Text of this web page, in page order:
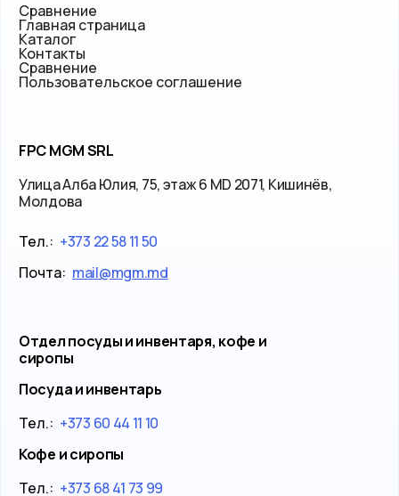
Сравнение
Главная страница
Каталог
Контакты
Сравнение
Пользовательское соглашение
FPC MGM SRL
Улица Алба Юлия, 75, этаж 6 MD 2071, Кишинёв,
Молдова
Тел.: +373 22 58 11 50
Почта: mail@mgm.md
Отдел посуды и инвентаря, кофе и
сиропы
Посуда и инвентарь
Тел.: +373 60 44 11 10
Кофе и сиропы
Тел.: +373 68 41 73 99